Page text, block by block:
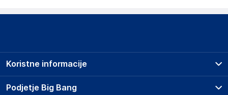
Podatki o proizvajalcu
Gira Giersiepen GmbH & Co. KG
Germany
Podjetje Big Bang
Koristne informacije
Prodajna mesta